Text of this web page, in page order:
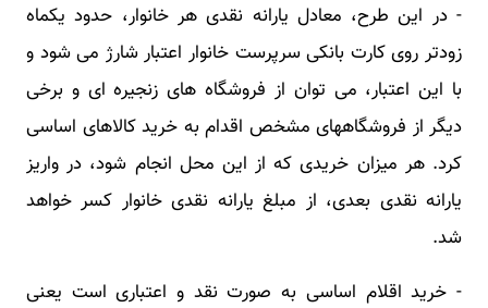
- در این طرح، معادل یارانه نقدی هر خانوار، حدود یکماه
زودتر روی کارت بانکی سرپرست خانوار اعتبار شارژ می شود و
با این اعتبار، می توان از فروشگاه های زنجیره ای و برخی
دیگر از فروشگاههای مشخص اقدام به خرید کالاهای اساسی
کرد. هر میزان خریدی که از این محل انجام شود، در واریز
یارانه نقدی بعدی، از مبلغ یارانه نقدی خانوار کسر خواهد
شد.
- خرید اقلام اساسی به صورت نقد و اعتباری است یعنی